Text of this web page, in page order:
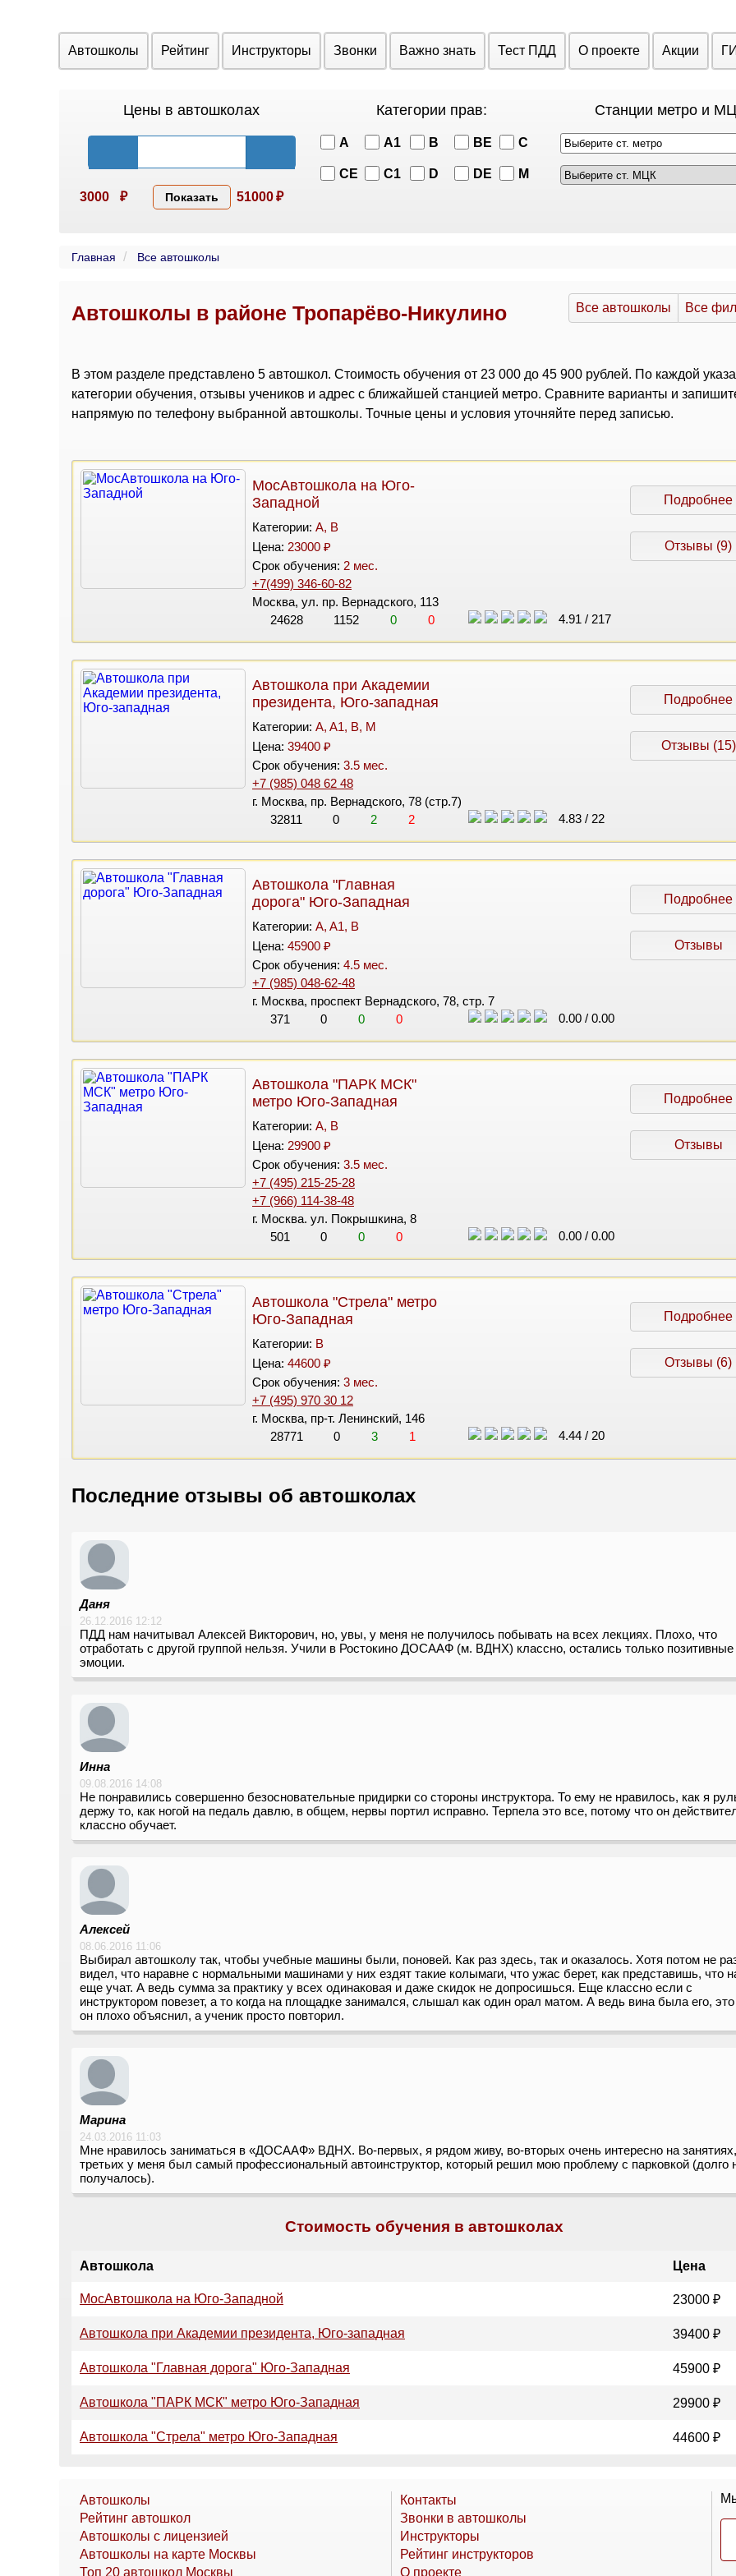
Автошколы Рейтинг Инструкторы Звонки Важно знать Тест ПДД О проекте Акции
Цены в автошколах
3000 ₽ Показать 51000 ₽
Категории прав:
A A1 B BE C
CE C1 D DE M
Станции метро и
Выберите ст. метро
Главная Все автошколы
Автошколы в районе Тропарёво-Никулино Все автошколы Все
В этом разделе представлено 5 автошкол. Стоимость обучения от 23 000 до 45 900 рублей. По каждой
категории обучения, отзывы учеников и адрес с ближайшей станцией метро. Сравните варианты и
напрямую по телефону выбранной автошколы. Точные цены и условия уточняйте перед записью.
МосАвтошкола на Юго-
Западной
Категории: A, B
Цена: 23000 ₽
Срок обучения: 2 мес.
+7(499) 346-60-82
Москва, ул. пр. Вернадского, 113
24628
1152 0 0 4.91 / 217
Подробнее
Отзывы (9)
Автошкола при Академии
президента, Юго-западная
Категории: A, A1, B, M
Цена: 39400 ₽
Срок обучения: 3.5 мес.
+7 (985) 048 62 48
г. Москва, пр. Вернадского, 78 (стр.7)
32811
0 2 2 4.83/ 22
Подробнее
Отзывы (15)
Автошкола "Главная
дорога" Юго-Западная
Категории: A, A1, B
Цена: 45900 ₽
Срок обучения: 4.5 мес.
+7 (985) 048-62-48
г. Москва, проспект Вернадского, 78, стр. 7
371
0 0 0 0.00/ 0.00
Подробнее
Отзывы
Автошкола "ПАРК МСК"
метро Юго-Западная
Категории: A, B
Цена: 29900 ₽
Срок обучения: 3.5 мес.
+7 (495) 215-25-28
+7 (966) 114-38-48
г. Москва. ул. Покрышкина, 8
501
0 0 0 0.00/ 0.00
Подробнее
Отзывы
Автошкола "Стрела" метро
Юго-Западная
Категории: B
Цена: 44600 ₽
Срок обучения: 3 мес.
+7 (495) 970 30 12
г. Москва, пр-т. Ленинский, 146
28771
0 3 1 4.44/ 20
Подробнее
Отзывы (6)
Последние отзывы об автошколах
Даня
26.12.2016 12:12
ПДД нам начитывал Алексей Викторович, но, увы, у меня не получилось побывать на всех лекциях. Плохо, что
отработать с другой группой нельзя. Учили в Ростокино ДОСААФ (м. ВДНХ) классно, остались только позитивные
эмоции.
Инна
09.08.2016 14:08
Не понравились совершенно безосновательные придирки со стороны инструктора. То ему не нравилось, как я
держу то, как ногой на педаль давлю, в общем, нервы портил исправно. Терпела это все, потому что он
классно обучает.
Алексей
08.06.2016 11:06
Выбирал автошколу так, чтобы учебные машины были, поновей. Как раз здесь, так и оказалось. Хотя потом не
видел, что наравне с нормальными машинами у них ездят такие колымаги, что ужас берет, как представишь, что
еще учат. А ведь сумма за практику у всех одинаковая и даже скидок не допросишься. Еще классно если с
инструктором повезет, а то когда на площадке занимался, слышал как один орал матом. А ведь вина была его,
он плохо объяснил, а ученик просто повторил.
Марина
24.03.2016 11:03
Мне нравилось заниматься в «ДОСААФ» ВДНХ. Во-первых, я рядом живу, во-вторых очень интересно на
третьих у меня был самый профессиональный автоинструктор, который решил мою проблему с парковкой (долго
получалось).
Стоимость обучения в автошколах
Автошкола Цена
МосАвтошкола на Юго-Западной 23000 ₽
Автошкола при Академии президента, Юго-западная 39400 ₽
Автошкола "Главная дорога" Юго-Западная 45900 ₽
Автошкола "ПАРК МСК" метро Юго-Западная 29900 ₽
Автошкола "Стрела" метро Юго-Западная 44600 ₽
Автошколы
Рейтинг автошкол
Автошколы с лицензией
Автошколы на карте Москвы
Топ 20 автошкол Москвы
Контакты
Звонки в автошколы
Инструкторы
Рейтинг инструкторов
О проекте